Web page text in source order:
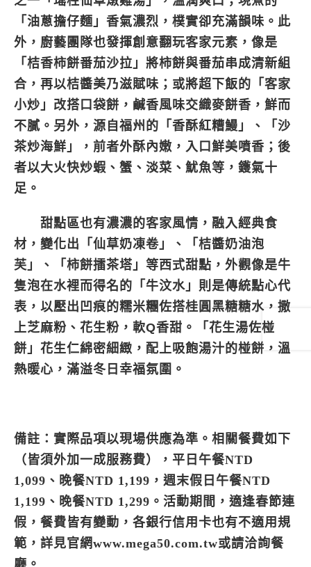
「 油蔥擔仔麵 」香氣濃烈，樸實卻充滿韻味。此
外，廚藝團隊也發揮創意翻玩客家元素，像是
「 桔香柿餅番茄沙拉 」將柿餅與番茄串成清新組
合，再以桔醬美乃滋賦味；或將超下飯的「 客家
小炒 」改搭口袋餅，鹹香風味交織麥餅香，鮮而
不膩。另外，源自福州的「 香酥紅糟鰻 」、「 沙
茶炒海鮮 」，前者外酥內嫩，入口鮮美噴香；後
者以大火快炒蝦、蟹、淡菜、魷魚等，鑊氣十
足。
甜點區也有濃濃的客家風情，融入經典食
材，變化出「 仙草奶凍卷 」、「 桔醬奶油泡
芙 」、「 柿餅擂茶塔 」等西式甜點，外觀像是牛
隻泡在水裡而得名的「 牛汶水 」則是傳統點心代
表，以壓出凹痕的糯米糰佐搭桂圓黑糖糖水，撒
上芝麻粉、花生粉，軟Q香甜。「 花生湯佐椪
餅 」花生仁綿密細緻，配上吸飽湯汁的椪餅，溫
熱暖心，滿溢冬日幸福氛圍。
備註：實際品項以現場供應為準。相關餐費如下
（皆須外加一成服務費），平日午餐NTD
1,099、晚餐NTD 1,199，週末假日午餐NTD
1,199、晚餐NTD 1,299。活動期間，適逢春節連
假，餐費皆有變動，各銀行信用卡也有不適用規
範，詳見官網www.mega50.com.tw或請洽詢餐
廳。